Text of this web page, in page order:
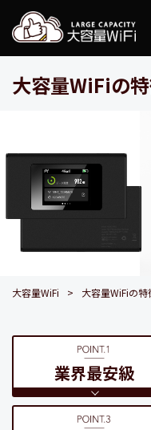
大容量WiFiの
大容量WiFi 大容量WiFiの特
業界最安級